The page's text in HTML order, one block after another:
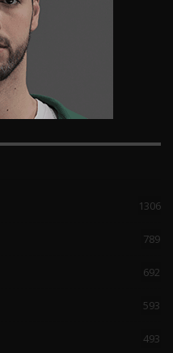
1306
789
692
593
493